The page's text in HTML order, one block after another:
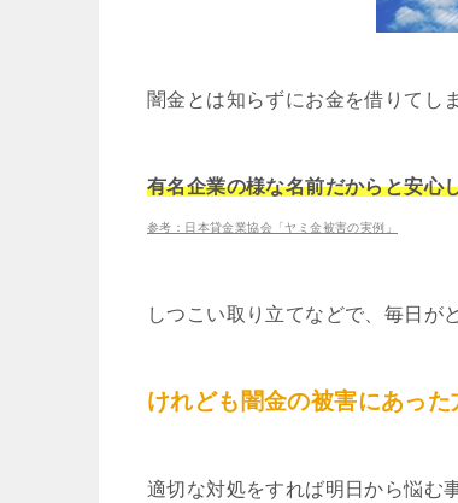
闇金とは知らずにお金を借りてし
有名企業の様な名前だからと安心
参考：日本貸金業協会「ヤミ金被害の実例」
しつこい取り立てなどで、毎日が
けれども闇金の被害にあっ
適切な対処をすれば明日から悩む